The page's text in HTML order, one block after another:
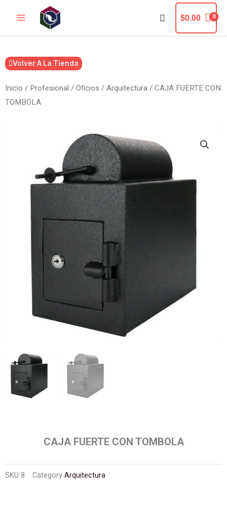
contenido
Buscar
$0.00
Volver A La Tienda
Inicio / Profesional / Oficios / Arquitectura / CAJA FUERTE CON
TOMBOLA
CAJA FUERTE CON TOMBOLA
SKU 8 Category Arquitectura